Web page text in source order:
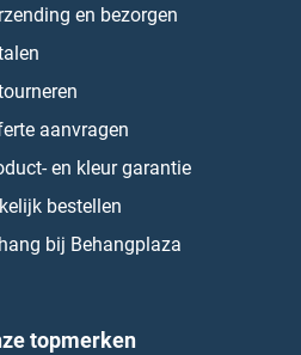
en bezorgen
aanvragen
en kleur garantie
bestellen
bij Behangplaza
topmerken